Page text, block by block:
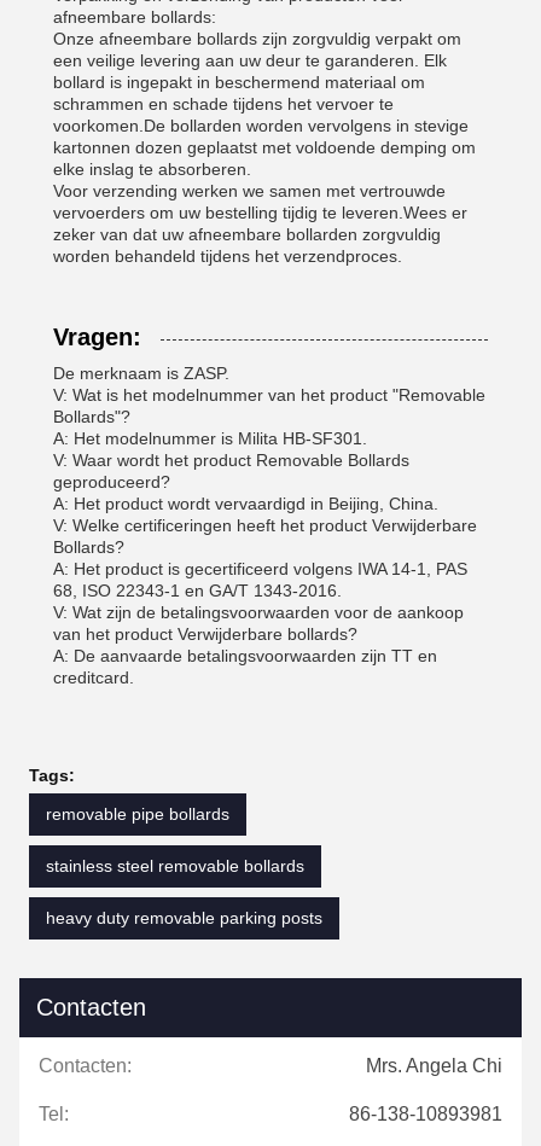
afneembare bollards:
Onze afneembare bollards zijn zorgvuldig verpakt om
een veilige levering aan uw deur te garanderen. Elk
bollard is ingepakt in beschermend materiaal om
schrammen en schade tijdens het vervoer te
voorkomen.De bollarden worden vervolgens in stevige
kartonnen dozen geplaatst met voldoende demping om
elke inslag te absorberen.
Voor verzending werken we samen met vertrouwde
vervoerders om uw bestelling tijdig te leveren.Wees er
zeker van dat uw afneembare bollarden zorgvuldig
worden behandeld tijdens het verzendproces.
Vragen:
De merknaam is ZASP.
V: Wat is het modelnummer van het product "Removable
Bollards"?
A: Het modelnummer is Milita HB-SF301.
V: Waar wordt het product Removable Bollards
geproduceerd?
A: Het product wordt vervaardigd in Beijing, China.
V: Welke certificeringen heeft het product Verwijderbare
Bollards?
A: Het product is gecertificeerd volgens IWA 14-1, PAS
68, ISO 22343-1 en GA/T 1343-2016.
V: Wat zijn de betalingsvoorwaarden voor de aankoop
van het product Verwijderbare bollards?
A: De aanvaarde betalingsvoorwaarden zijn TT en
creditcard.
Tags:
removable pipe bollards
stainless steel removable bollards
heavy duty removable parking posts
Contacten
Contacten: Mrs. Angela Chi
Tel: 86-138-10893981